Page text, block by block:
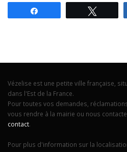
Vézelise est une petite ville française,
dans l'Est de la France.
Pour toutes vos demandes,
vous rendre à la mairie ou nous
contact.
Pour plus d'information sur la